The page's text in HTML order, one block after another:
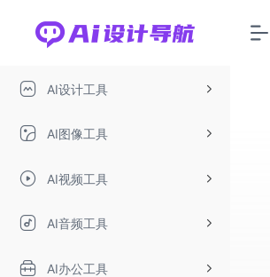
AI设计工具
AI图像工具
AI视频工具
AI音频工具
AI办公工具